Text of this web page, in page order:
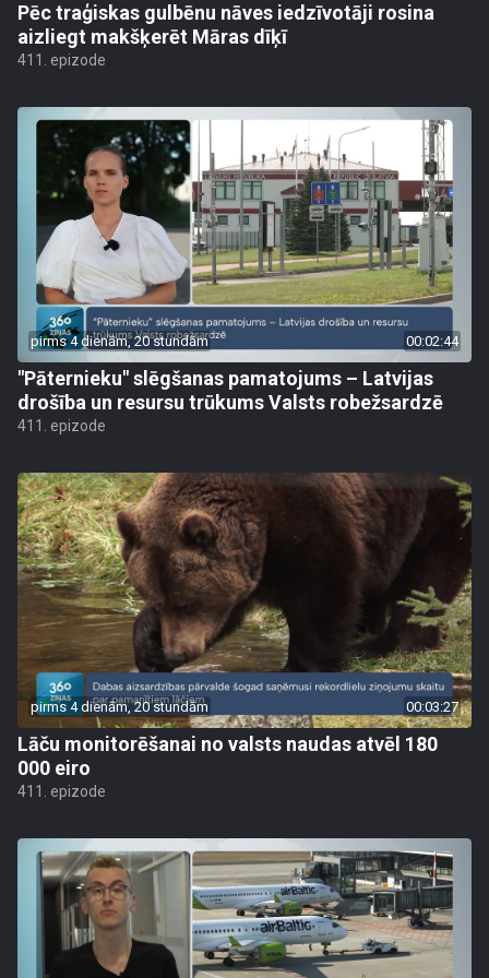
Pēc traģiskas gulbēnu nāves iedzīvotāji rosina
aizliegt makšķerēt Māras dīķī
411. epizode
pirms 4 dienām, 20 stundām 00:02:44
"Pāternieku" slēgšanas pamatojums – Latvijas
drošība un resursu trūkums Valsts robežsardzē
411. epizode
pirms 4 dienām, 20 stundām 00:03:27
Lāču monitorēšanai no valsts naudas atvēl 180
000 eiro
411. epizode